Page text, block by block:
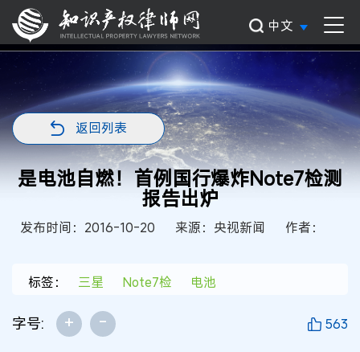
中文
返回列表
是电池自燃！首例国行爆炸Note7检测
报告出炉
发布时间：2016-10-20 来源：央视新闻 作者：
标签： 三星 Note7检 电池
字号: + - 563